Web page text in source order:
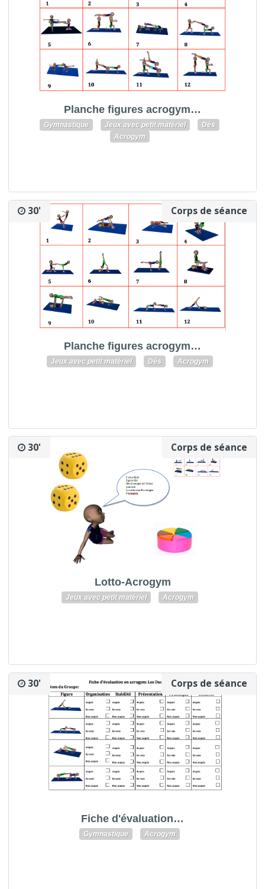
Planche figures acrogym…
Gymnastique Jeux avec petit matériel
Dés
Acrogym
Corps de séance
30'
Planche figures acrogym…
Jeux avec petit matériel Dés Acrogym
Corps de séance
30'
Lotto-Acrogym
Jeux avec petit matériel Acrogym
Corps de séance
30'
Fiche d'évaluation…
Gymnastique Acrogym